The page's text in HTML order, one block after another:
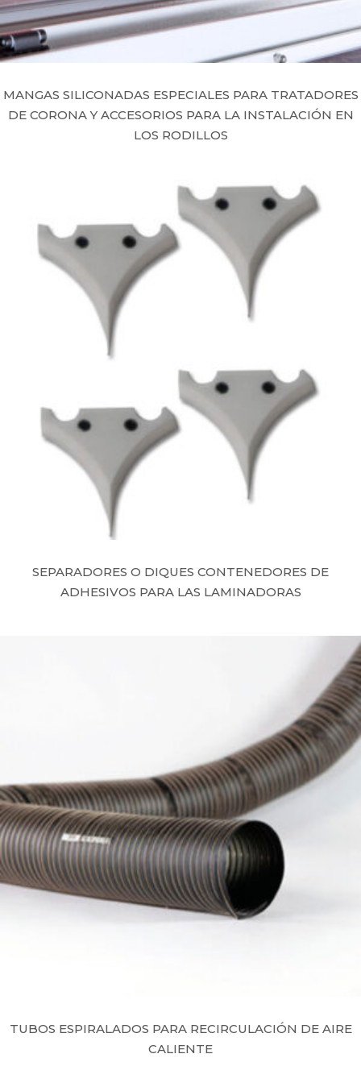
MANGAS SILICONADAS ESPECIALES PARA TRATADORES
DE CORONA Y ACCESORIOS PARA LA INSTALACIÓN EN
LOS RODILLOS
SEPARADORES O DIQUES CONTENEDORES DE
ADHESIVOS PARA LAS LAMINADORAS
TUBOS ESPIRALADOS PARA RECIRCULACIÓN DE AIRE
CALIENTE